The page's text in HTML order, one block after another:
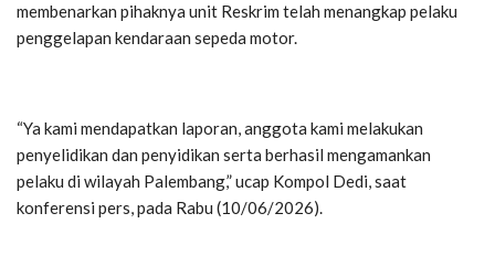
membenarkan pihaknya unit Reskrim telah menangkap pelaku
penggelapan kendaraan sepeda motor.
“Ya kami mendapatkan laporan, anggota kami melakukan
penyelidikan dan penyidikan serta berhasil mengamankan
pelaku di wilayah Palembang,” ucap Kompol Dedi, saat
konferensi pers, pada Rabu (10/06/2026).